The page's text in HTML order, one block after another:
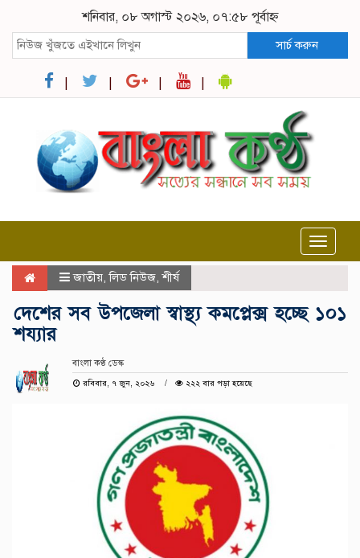
শনিবার, ০৮ অগাস্ট ২০২৬, ০৭:৫৮ পূর্বাহ্ন
সার্চ করুন
Toggle
জাতীয়,লিড নিউজ,শীর্ষ
দেশের সব উপজেলা স্বাস্থ্য কমপ্লেক্স হচ্ছে ১০১
শয্যার
বাংলা কণ্ঠ ডেস্ক
রবিবার, ৭ জুন, ২০২৬
২২২ বার পড়া হয়েছে